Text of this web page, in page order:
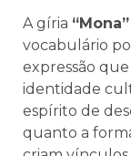
A gíria “Mona”
vocabulário
expressão
identidade
espírito de
quanto a